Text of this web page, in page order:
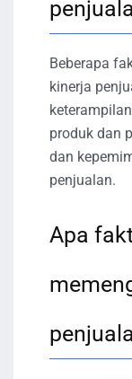
Beberapa
kinerja
produk dan
dan
penjualan.
Apa